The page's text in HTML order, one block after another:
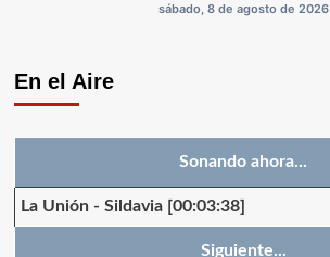
sábado, 8 de agosto de 2026
En el Aire
Sonando ahora...
La Unión- Sildavia [00:03:38]
Siguiente...